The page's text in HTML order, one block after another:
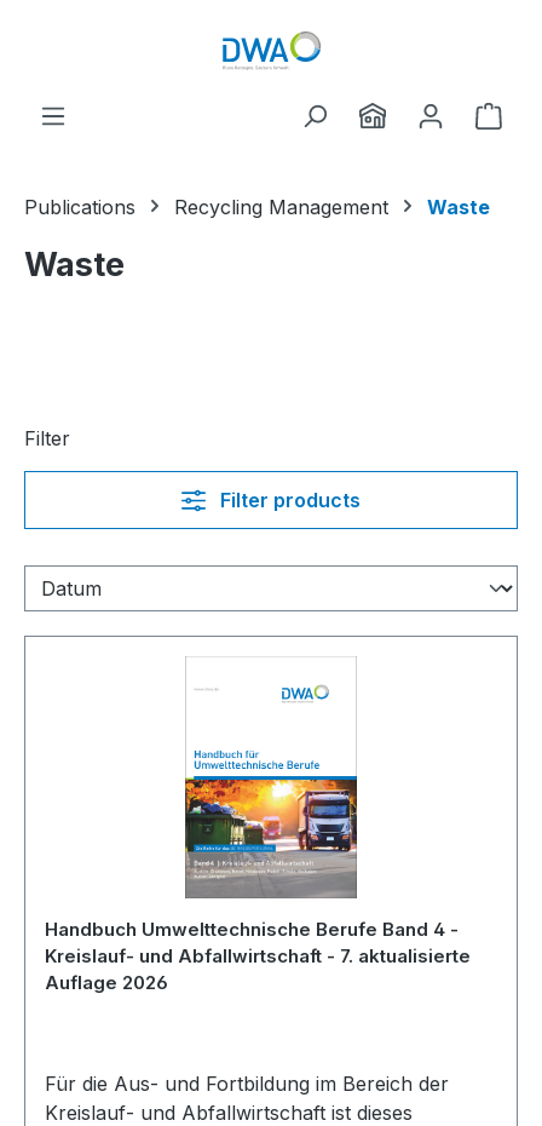
Publications Recycling Management Waste
Waste
Filter
Filter products
Handbuch Umwelttechnische Berufe Band 4 -
Kreislauf- und Abfallwirtschaft - 7. aktualisierte
Auflage 2026
Für die Aus- und Fortbildung im Bereich der
Kreislauf- und Abfallwirtschaft ist dieses